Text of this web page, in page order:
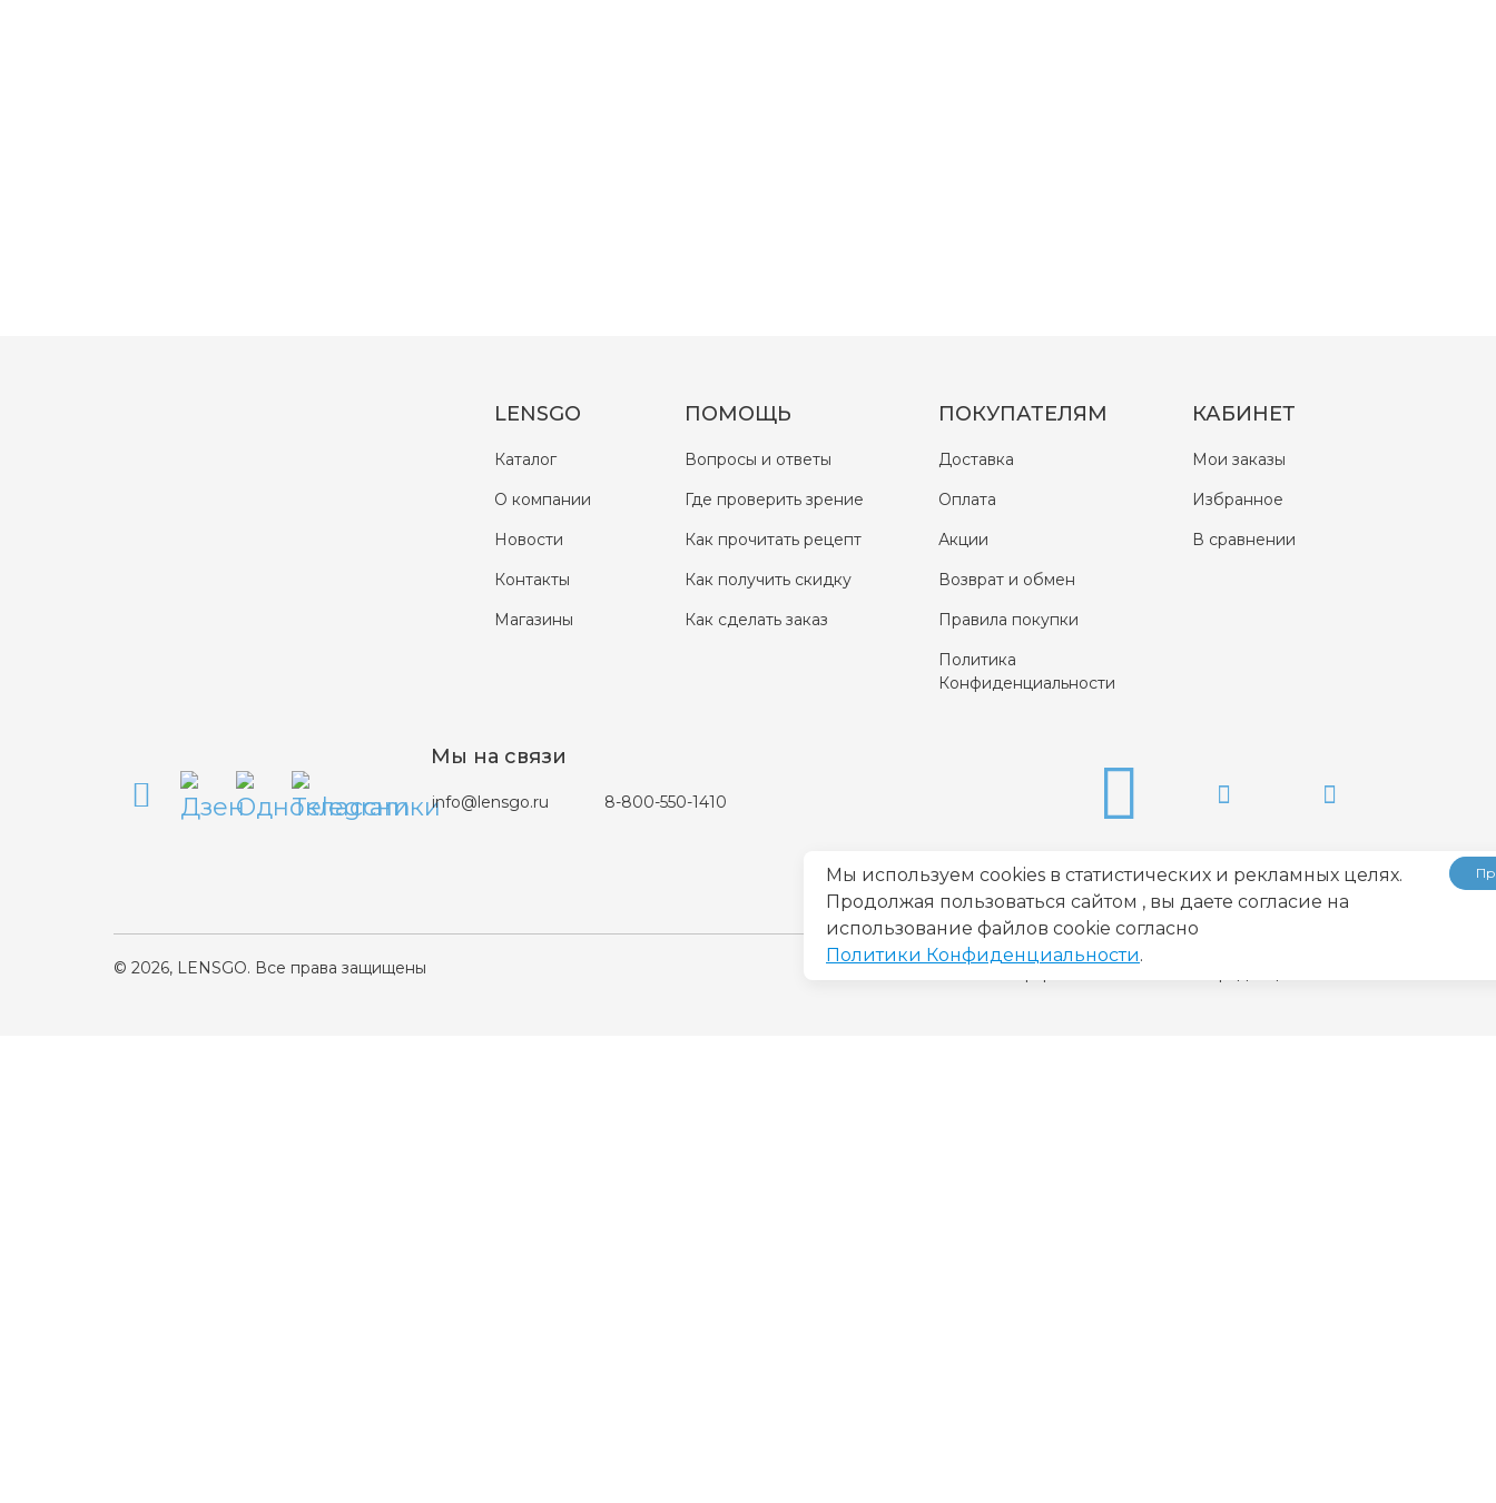
LENSGO
Каталог
О компании
Новости
Контакты
Магазины
ПОМОЩЬ
Вопросы и ответы
Где проверить зрение
Как прочитать рецепт
Как получить скидку
Как сделать заказ
ПОКУПАТЕЛЯМ
Доставка
Оплата
Акции
Возврат и обмен
Правила покупки
Политика
Конфиденциальности
КАБИНЕТ
Мои заказы
Избранное
В сравнении
Мы на связи
info@lensgo.ru 8-800-550-1410
© 2026, LENSGO. Все права защищены
Мы используем cookies в статистических и рекламных целях.
Продолжая пользоваться сайтом , вы даете согласие на
использование файлов cookie согласно
Политики Конфиденциальности.